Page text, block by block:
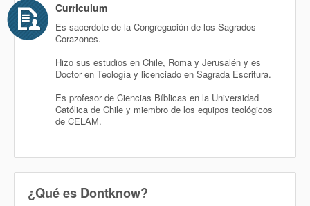
Curriculum
Es sacerdote de la Congregación de los Sagrados
Corazones.
Hizo sus estudios en Chile, Roma y Jerusalén y es
Doctor en Teología y licenciado en Sagrada Escritura.
Es profesor de Ciencias Bíblicas en la Universidad
Católica de Chile y miembro de los equipos teológicos
de CELAM.
¿Qué es Dontknow?